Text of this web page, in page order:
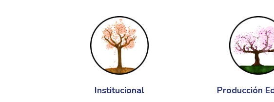
Institucional Producción